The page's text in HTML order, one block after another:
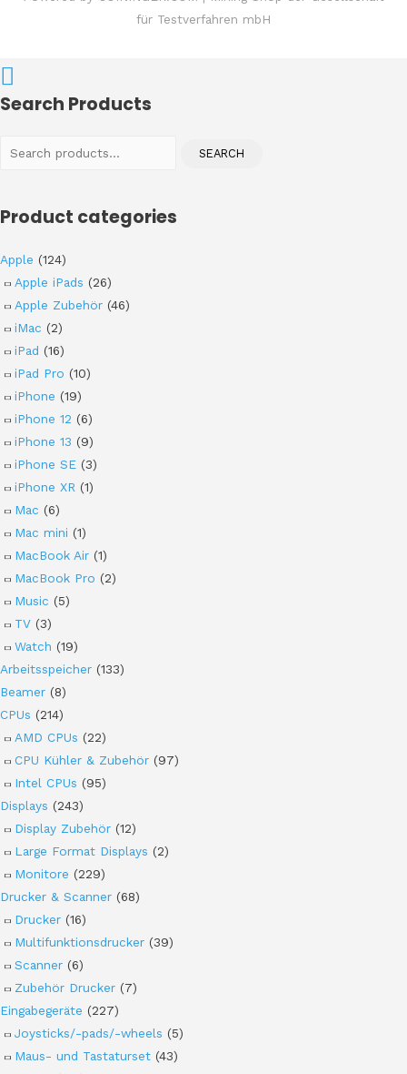
für Testverfahren mbH
Search Products
SEARCH
Product categories
Apple (124)
Apple iPads (26)
Apple Zubehör (46)
iMac (2)
iPad (16)
iPad Pro (10)
iPhone (19)
iPhone 12 (6)
iPhone 13 (9)
iPhone SE (3)
iPhone XR (1)
Mac (6)
Mac mini (1)
MacBook Air (1)
MacBook Pro (2)
Music (5)
TV (3)
Watch (19)
Arbeitsspeicher (133)
Beamer (8)
CPUs (214)
AMD CPUs (22)
CPU Kühler & Zubehör (97)
Intel CPUs (95)
Displays (243)
Display Zubehör (12)
Large Format Displays (2)
Monitore (229)
Drucker & Scanner (68)
Drucker (16)
Multifunktionsdrucker (39)
Scanner (6)
Zubehör Drucker (7)
Eingabegeräte (227)
Joysticks/-pads/-wheels (5)
Maus- und Tastaturset (43)